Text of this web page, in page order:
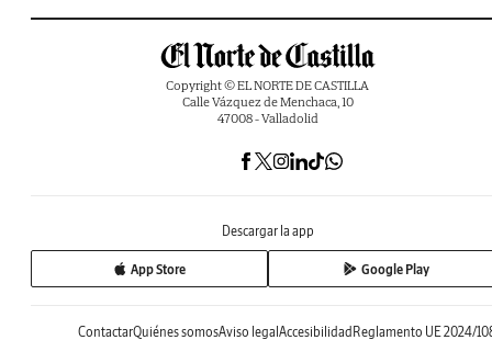
Copyright © EL NORTE DE CASTILLA
Calle Vázquez de Menchaca, 10
47008 - Valladolid
Descargar la app
App Store Google Play
ContactarQuiénes somosAviso legal Accesibilidad Reglamento UE 2024/